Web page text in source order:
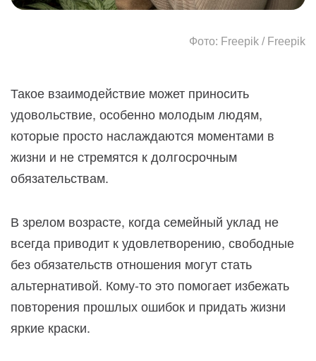
Фото: Freepik / Freepik
Такое взаимодействие может приносить
удовольствие, особенно молодым людям,
которые просто наслаждаются моментами в
жизни и не стремятся к долгосрочным
обязательствам.
В зрелом возрасте, когда семейный уклад не
всегда приводит к удовлетворению, свободные
без обязательств отношения могут стать
альтернативой. Кому-то это помогает избежать
повторения прошлых ошибок и придать жизни
яркие краски.